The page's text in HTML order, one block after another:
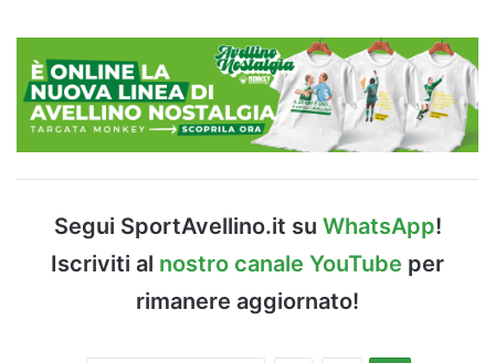
Segui SportAvellino.it su WhatsApp!
Iscriviti al nostro canale YouTube per
rimanere aggiornato!